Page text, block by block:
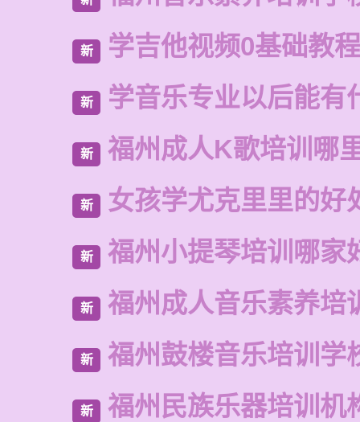
新 学吉他视频0基础教程
新 学音乐专业以后能有
新 福州成人K歌培训哪
新 女孩学尤克里里的好
新 福州小提琴培训哪家
新 福州成人音乐素养培
新 福州鼓楼音乐培训学
新 福州民族乐器培训机